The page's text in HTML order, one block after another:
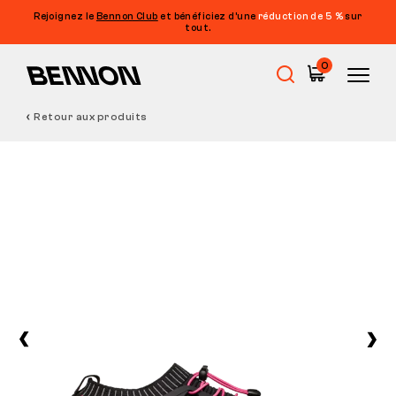
Rejoignez le Bennon Club et bénéficiez d’une réduction de 5 %sur
tout.
0
Chaussures de loisirs
Retour aux produits